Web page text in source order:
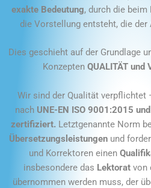
exakte Bedeutung, durch die beim
die Vorstellung entsteht, die
Dies geschieht auf der Grundlage
Konzepten QUALITÄT und
Wir sind der Qualität verpflichtet
nach UNE-EN ISO 9001:2015
zertifiziert. Letztgenannte Norm
Übersetzungsleistungenund
und Korrektoren einen
insbesondere das Lektorat von
übernommen werden muss, der